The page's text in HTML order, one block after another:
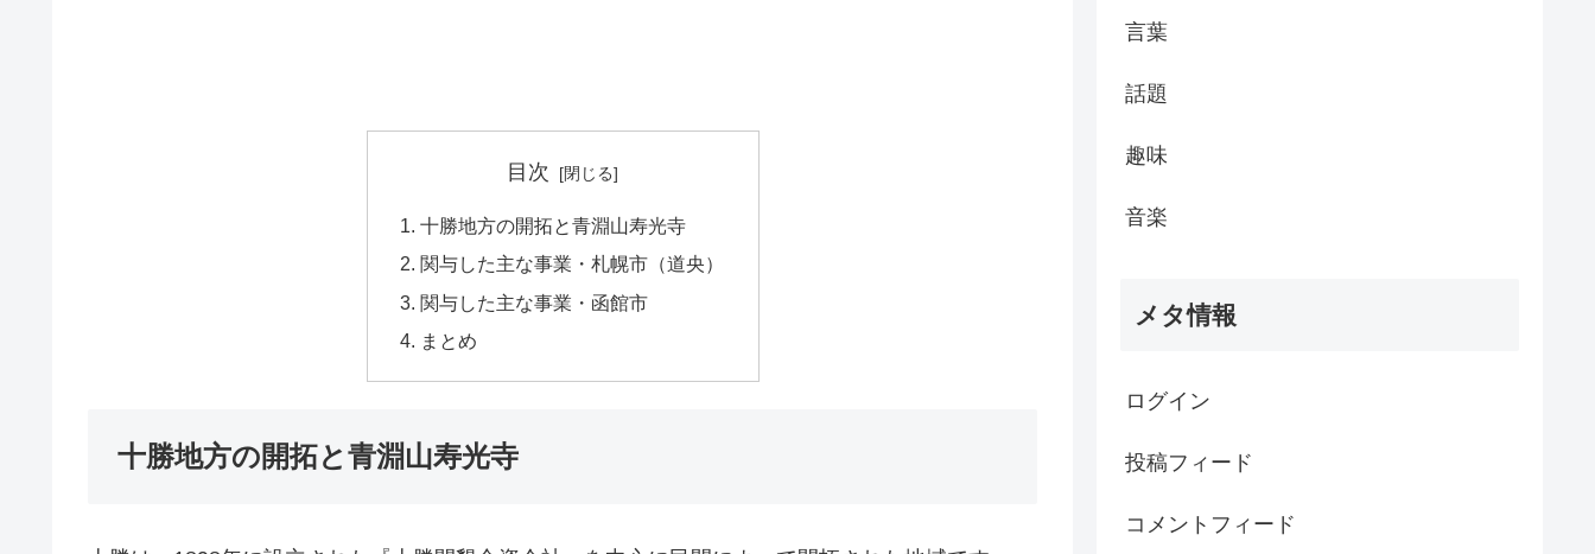
目次
十勝地方の開拓と青淵山寿光寺
関与した主な事業・札幌市（道央）
関与した主な事業・函館市
まとめ
十勝地方の開拓と青淵山寿光寺
言葉
話題
趣味
音楽
メタ情報
ログイン
投稿フィード
コメントフィード